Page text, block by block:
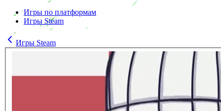
Игры по платформам
Игры Steam
Игры Steam